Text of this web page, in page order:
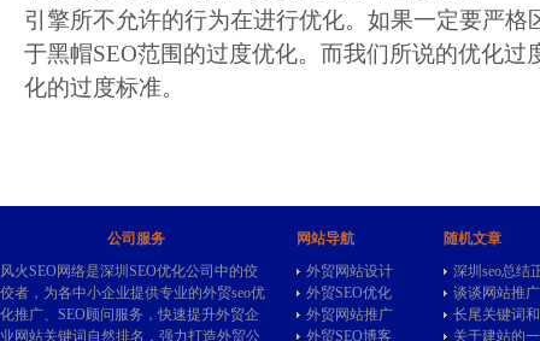
引擎所不允许的行为在进行优化。如果一定要严格
于黑帽SEO范围的过度优化。而我们所说的优化过
化的过度标准。
公司服务
风火SEO网络是深圳SEO优化公司中的佼
佼者，为各中小企业提供专业的外贸seo优
化推广、SEO顾问服务，快速提升外贸企
业网站关键词自然排名，强力打造外贸公
网站导航
外贸网站设计
外贸SEO优化
外贸网站推广
外贸SEO博客
随机文章
深圳seo总结
谈谈网站推
长尾关键词
关于建站的